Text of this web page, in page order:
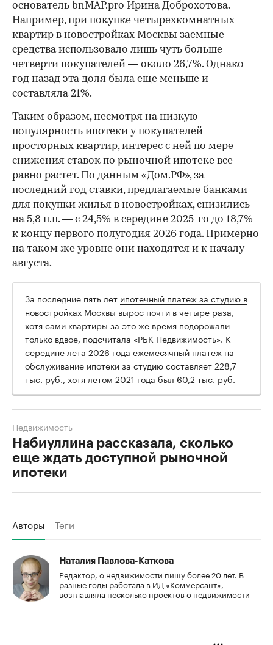
основатель bnMAP.pro Ирина Доброхотова.
Например, при покупке четырехкомнатных
квартир в новостройках Москвы заемные
средства использовало лишь чуть больше
четверти покупателей — около 26,7%. Однако
год назад эта доля была еще меньше и
составляла 21%.
Таким образом, несмотря на низкую
популярность ипотеки у покупателей
просторных квартир, интерес с ней по мере
снижения ставок по рыночной ипотеке все
равно растет. По данным «Дом.РФ», за
последний год ставки, предлагаемые банками
для покупки жилья в новостройках, снизились
на 5,8 п.п. — с 24,5% в середине 2025-го до 18,7%
к концу первого полугодия 2026 года. Примерно
на таком же уровне они находятся и к началу
августа.
За последние пять лет ипотечный платеж за студию в
новостройках Москвы вырос почти в четыре раза,
хотя сами квартиры за это же время подорожали
только вдвое, подсчитала «РБК Недвижимость». К
середине лета 2026 года ежемесячный платеж на
обслуживание ипотеки за студию составляет 228,7
тыс. руб., хотя летом 2021 года был 60,2 тыс. руб.
Набиуллина рассказала, сколько
еще ждать доступной рыночной
ипотеки
Недвижимость
Авторы Теги
Наталия Павлова-Каткова
Редактор, о недвижимости пишу более 20 лет. В
разные годы работала в ИД «Коммерсант»,
возглавляла несколько проектов о недвижимости